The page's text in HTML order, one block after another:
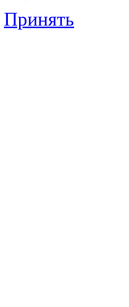
Принять